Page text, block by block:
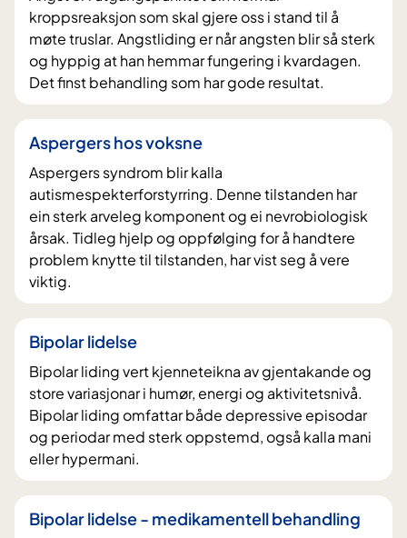
kroppsreaksjon som skal gjere oss i stand til å
møte truslar. Angstliding er når angsten blir så sterk
og hyppig at han hemmar fungering i kvardagen.
Det finst behandling som har gode resultat.
Aspergers hos voksne
Aspergers syndrom blir kalla
autismespekterforstyrring. Denne tilstanden har
ein sterk arveleg komponent og ei nevrobiologisk
årsak. Tidleg hjelp og oppfølging for å handtere
problem knytte til tilstanden, har vist seg å vere
viktig.
Bipolar lidelse
Bipolar liding vert kjenneteikna av gjentakande og
store variasjonar i humør, energi og aktivitetsnivå.
Bipolar liding omfattar både depressive episodar
og periodar med sterk oppstemd, også kalla mani
eller hypermani.
Bipolar lidelse - medikamentell behandling